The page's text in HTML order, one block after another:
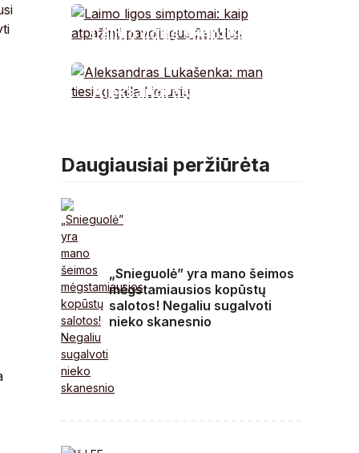
nukalkinti virdulį.
Laimo ligos simptomai:
pavojingus ženklus
Aleksandras
Daugiausiai peržiūrėta
„Snieguolė” yra mano šeimos
mėgstamiausios kopūstų
salotos! Negaliu sugalvoti
nieko skanesnio